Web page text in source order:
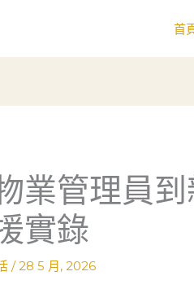
首
業管理員
實錄
/28 5 月, 2026